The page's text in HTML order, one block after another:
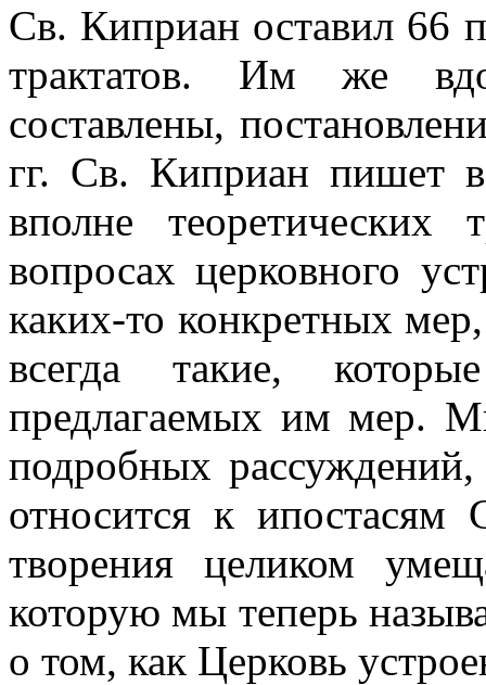
Св. Киприан оставил 66
трактатов. Им же
составлены,
гг. Св. Киприан пишет
вполне
вопросах церковного
каких-то конкретных
всегда такие,
предлагаемых им мер.
подробных
относится к ипостасям
творения целиком
которую мы теперь
о том, как Церковь